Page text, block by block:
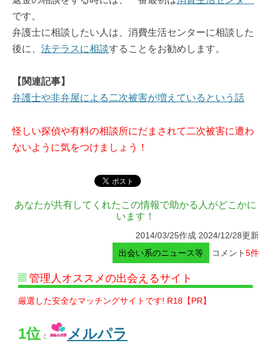
です。
弁護士に相談したい人は、消費生活センターに相談した
後に、 法テラスに相談することをお勧めします。
【関連記事】
弁護士や非弁屋による二次被害が増えているという話
怪しい探偵や有料の相談所にだまされて二次被害に遭わ
ないように気をつけましょう！
あなたが共有してくれたこの情報で助かる人がどこかに
います！
2014/03/25作成 2024/12/28更新
出会い系のニュース等
コメント5件
管理人オススメの出会えるサイト
厳選した安全なマッチングサイトです! R18【PR】
1位 ： メルパラ